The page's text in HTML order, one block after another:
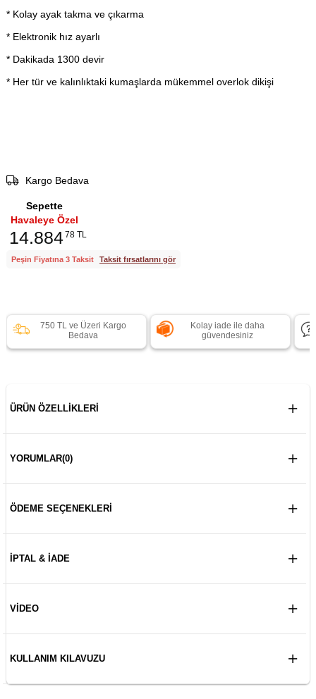
* Kolay ayak takma ve çıkarma
* Elektronik hız ayarlı
* Dakikada 1300 devir
* Her tür ve kalınlıktaki kumaşlarda mükemmel overlok dikişi
Kargo Bedava
Sepette
Havaleye Özel
14.88478 TL
Peşin Fiyatına 3 Taksit Taksit fırsatlarını gör
750 TL ve Üzeri Kargo
Bedava
Kolay iade ile daha
güvendesiniz
ÜRÜN ÖZELLIKLERI
YORUMLAR(0)
ÖDEME SEÇENEKLERI
İPTAL & İADE
VIDEO
KULLANIM KILAVUZU